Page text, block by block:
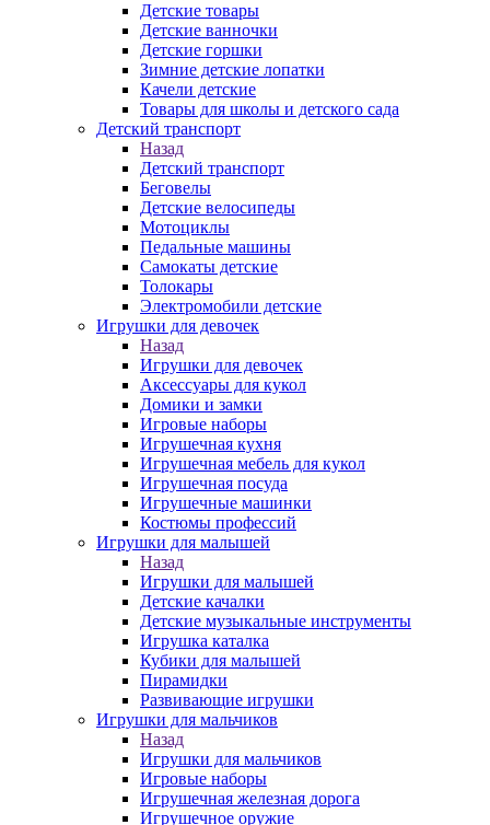
Детские товары
Детские ванночки
Детские горшки
Зимние детские лопатки
Качели детские
Товары для школы и детского сада
Детский транспорт
Назад
Детский транспорт
Беговелы
Детские велосипеды
Мотоциклы
Педальные машины
Самокаты детские
Толокары
Электромобили детские
Игрушки для девочек
Назад
Игрушки для девочек
Аксессуары для кукол
Домики и замки
Игровые наборы
Игрушечная кухня
Игрушечная мебель для кукол
Игрушечная посуда
Игрушечные машинки
Костюмы профессий
Игрушки для малышей
Назад
Игрушки для малышей
Детские качалки
Детские музыкальные инструменты
Игрушка каталка
Кубики для малышей
Пирамидки
Развивающие игрушки
Игрушки для мальчиков
Назад
Игрушки для мальчиков
Игровые наборы
Игрушечная железная дорога
Игрушечное оружие